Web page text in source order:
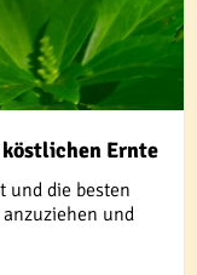
köstlichen Ernte
und die besten
und